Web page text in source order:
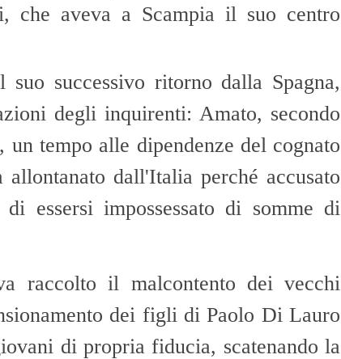
che aveva a Scampia il suo centro
successivo ritorno dalla Spagna,
degli inquirenti: Amato, secondo
tempo alle dipendenze del cognato
dall'Italia perché accusato
essersi impossessato di somme di
raccolto il malcontento dei vecchi
dei figli di Paolo Di Lauro
di propria fiducia, scatenando la